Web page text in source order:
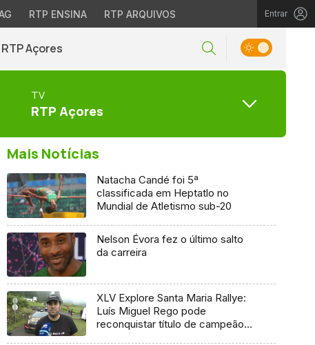
RTP ENSINA RTP ARQUIVOS Entrar
RTP Açores
TV
RTP Açores
Mais Notícias
Natacha Candé foi 5ª
classificada em Heptatlo no
Mundial de Atletismo sub-20
Nelson Évora fez o último salto
da carreira
XLV Explore Santa Maria Rallye:
Luís Miguel Rego pode
reconquistar título de campeão